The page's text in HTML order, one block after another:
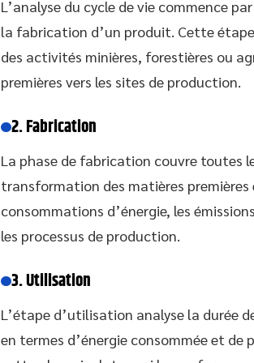
L’analyse du cycle de vie commence
la fabrication d’un produit. Cette
des activités minières, forestières ou
premières vers les sites de production.
2. Fabrication
La phase de fabrication couvre toutes
transformation des matières
consommations d’énergie, les
les processus de production.
3. Utilisation
L’étape d’utilisation analyse la durée
en termes d’énergie consommée et